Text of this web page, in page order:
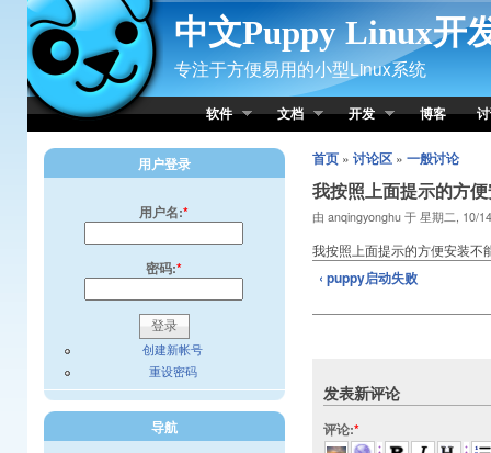
Skip to Content
中文Puppy Linux开
专注于方便易用的小型Linux系统
软件 文档 开发 博客
首页» 讨论区» 一般讨论
我按照上面提示的方
由 anqingyonghu 于 星期二, 10/
我按照上面提示的方便安装不
‹ puppy启动失败
发表新评论
评论:*
用户登录
用户名:*
密码:*
创建新帐号
重设密码
导航